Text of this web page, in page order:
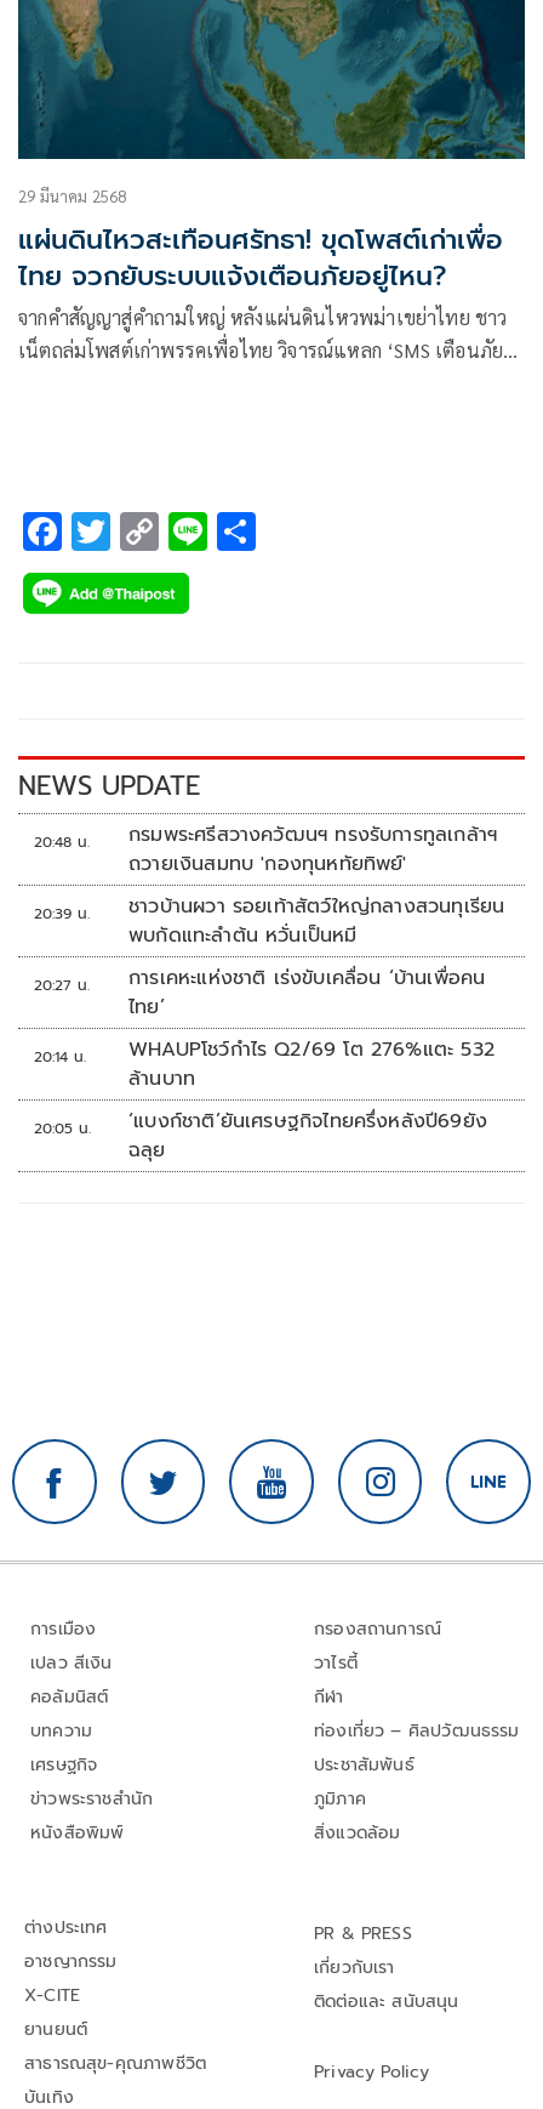
29 มีนาคม 2568
แผ่นดินไหวสะเทือนศรัทธา! ขุดโพสต์เก่าเพื่อ
ไทย จวกยับระบบแจ้งเตือนภัยอยู่ไหน?
จากคำสัญญาสู่คำถามใหญ่ หลังแผ่นดินไหวพม่าเขย่าไทย ชาว
เน็ตถล่มโพสต์เก่าพรรคเพื่อไทย วิจารณ์แหลก ‘SMS เตือนภัย
F
ac
e
k
T
wi
tt
C
o
p
k
Li
NEWS UPDATE
20:48 น.
กรมพระศรีสวางควัฒนฯ ทรงรับการทูลเกล้าฯ
ถวายเงินสมทบ 'กองทุนหทัยทิพย์'
20:39 น.
ชาวบ้านผวา รอยเท้าสัตว์ใหญ่กลางสวนทุเรียน
พบกัดแทะลำต้น หวั่นเป็นหมี
20:27 น.
การเคหะแห่งชาติ เร่งขับเคลื่อน ‘บ้านเพื่อคน
ไทย’
20:14 น.
WHAUPโชว์กำไร Q2/69 โต 276%แตะ 532
ล้านบาท
20:05 น.
‘แบงก์ชาติ’ยันเศรษฐกิจไทยครึ่งหลังปี69ยัง
ฉลุย
การเมือง
เปลว สีเงิน
คอลัมนิสต์
บทความ
เศรษฐกิจ
ข่าวพระราชสำนัก
หนังสือพิมพ์
กรองสถานการณ์
วาไรตี้
กีฬา
ท่องเที่ยว – ศิลปวัฒนธรรม
ประชาสัมพันธ์
ภูมิภาค
สิ่งแวดล้อม
ต่างประเทศ
อาชญากรรม
X-CITE
ยานยนต์
สาธารณสุข-คุณภาพชีวิต
บันเทิง
PR & PRESS
เกี่ยวกับเรา
ติดต่อและ สนับสนุน
Privacy Policy